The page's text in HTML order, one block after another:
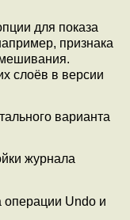
для показа
признака
слоёв в версии
варианта
журнала
операции Undo и